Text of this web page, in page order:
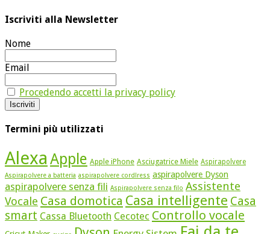
Iscriviti alla Newsletter
Nome
Email
Procedendo accetti la privacy policy
Termini più utilizzati
Alexa Apple Apple iPhone Asciugatrice Miele Aspirapolvere
Aspirapolvere a batteria aspirapolvere cordlress aspirapolvere Dyson
aspirapolvere senza fili Aspirapolvere senza filo Assistente
Vocale Casa domotica Casa intelligente Casa
smart Cassa Bluetooth Cecotec Controllo vocale